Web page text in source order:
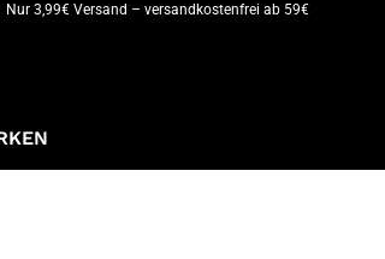
Nur 3,99€ Versand – versandkostenfrei ab 59€